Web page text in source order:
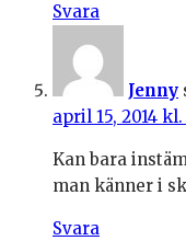
Svara
Jenny
april 15, 2014 kl.
Kan bara
man känner i
Svara